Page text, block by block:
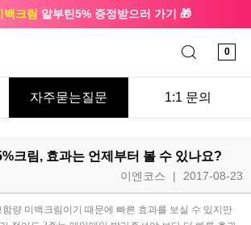
백크림 알부틴5% 증정받으러 가기 🎁
0
자주묻는질문 1:1 문의
크림, 효과는 언제부터 볼 수 있나요?
이엔코스 2017-08-23
함량 미백크림이기 때문에 빠른 효과를 보실 수 있지만